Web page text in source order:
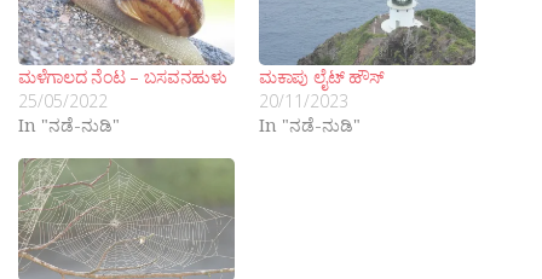
ಮಳೆಗಾಲದ ನೆಂಟ – ಬಸವನಹುಳು
25/05/2022
In "ನಡೆ-ನುಡಿ"
ಮಕಾಪು ಲೈಟ್ ಹೌಸ್
20/11/2023
In "ನಡೆ-ನುಡಿ"